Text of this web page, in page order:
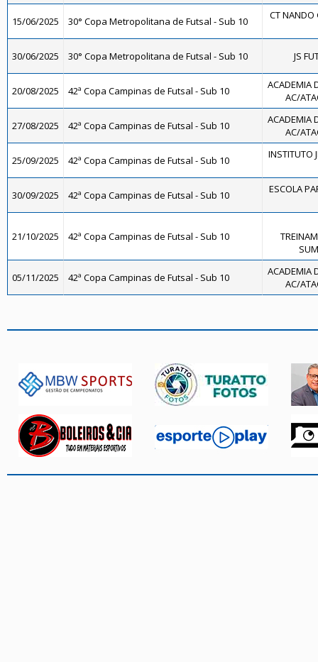
15/06/2025 30° Copa Metropolitana de Futsal - Sub 10 CT NANDO
30/06/2025 30° Copa Metropolitana de Futsal - Sub 10 JS
20/08/2025 42ª Copa Campinas de Futsal - Sub 10
ACADEMIA
AC/
27/08/2025 42ª Copa Campinas de Futsal - Sub 10
ACADEMIA
AC/
25/09/2025 42ª Copa Campinas de Futsal - Sub 10 INSTITUTO
30/09/2025 42ª Copa Campinas de Futsal - Sub 10 ESCOLA
21/10/2025 42ª Copa Campinas de Futsal - Sub 10
05/11/2025 42ª Copa Campinas de Futsal - Sub 10
ACADEMIA
AC/